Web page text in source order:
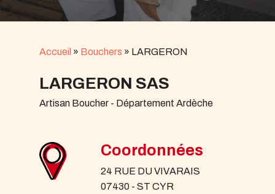
Accueil » Bouchers » LARGERON
LARGERON SAS
Artisan Boucher - Département Ardèche
Coordonnées
24 RUE DU VIVARAIS
07430 - ST CYR